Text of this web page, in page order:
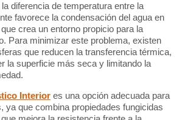
diferencia de temperatura entre la
favorece la condensación del agua en
crea un entorno propicio para la
Para minimizar este problema, existen
que reducen la transferencia térmica,
la superficie más seca y limitando la
Interior es una opción adecuada para
ya que combina propiedades fungicidas